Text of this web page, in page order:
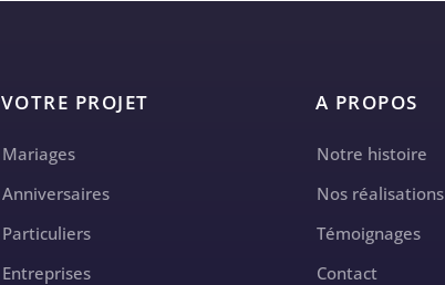
VOTRE PROJET
Mariages
Anniversaires
Particuliers
Entreprises
A PROPOS
Notre histoire
Nos réalisations
Témoignages
Contact